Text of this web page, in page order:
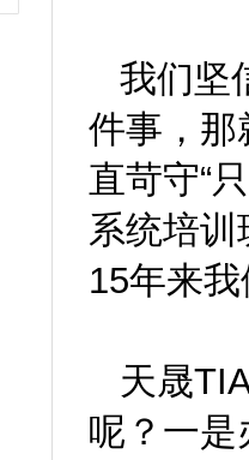
我们坚
件事，那
直苛守“
系统培训
15年来
天晟
呢？一是